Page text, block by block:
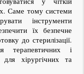
Саме тому системи
інструменти
їх безпечне
до стерилізації.
терапевтичних і
хірургічних та